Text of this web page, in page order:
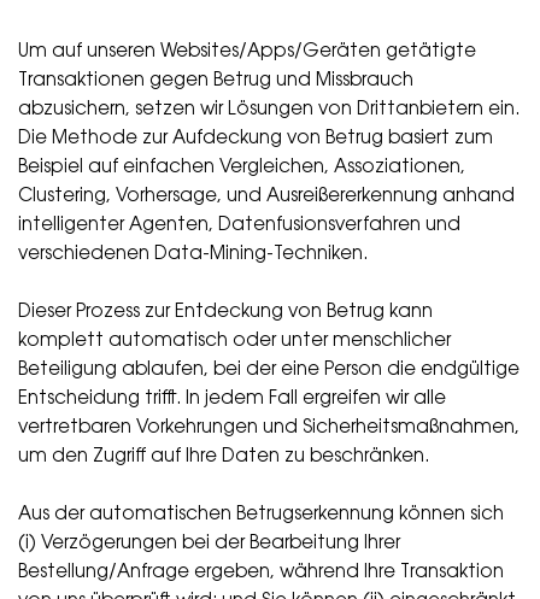
Um auf unseren Websites/Apps/Geräten getätigte
Transaktionen gegen Betrug und Missbrauch
abzusichern, setzen wir Lösungen von Drittanbietern ein.
Die Methode zur Aufdeckung von Betrug basiert zum
Beispiel auf einfachen Vergleichen, Assoziationen,
Clustering, Vorhersage, und Ausreißererkennung anhand
intelligenter Agenten, Datenfusionsverfahren und
verschiedenen Data-Mining-Techniken.
Dieser Prozess zur Entdeckung von Betrug kann
komplett automatisch oder unter menschlicher
Beteiligung ablaufen, bei der eine Person die endgültige
Entscheidung trifft. In jedem Fall ergreifen wir alle
vertretbaren Vorkehrungen und Sicherheitsmaßnahmen,
um den Zugriff auf Ihre Daten zu beschränken.
Aus der automatischen Betrugserkennung können sich
(i) Verzögerungen bei der Bearbeitung Ihrer
Bestellung/Anfrage ergeben, während Ihre Transaktion